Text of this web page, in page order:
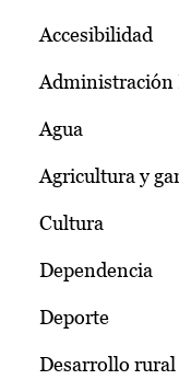
Accesibilidad
Administración
Agua
Agricultura y
Cultura
Dependencia
Deporte
Desarrollo rural